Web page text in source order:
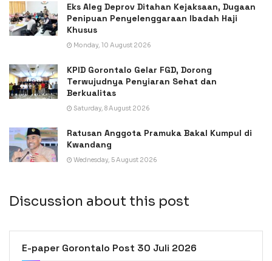
Eks Aleg Deprov Ditahan Kejaksaan, Dugaan
Penipuan Penyelenggaraan Ibadah Haji
Khusus
Monday, 10 August 2026
KPID Gorontalo Gelar FGD, Dorong
Terwujudnya Penyiaran Sehat dan
Berkualitas
Saturday, 8 August 2026
Ratusan Anggota Pramuka Bakal Kumpul di
Kwandang
Wednesday, 5 August 2026
Discussion about this post
E-paper Gorontalo Post 30 Juli 2026